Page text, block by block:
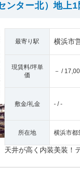
ンター北）地上
最寄り駅 横浜市
現賃料/坪単
価
－ /
敷金/礼金 - / -
所在地 横浜市都
天井が高く内装美装！